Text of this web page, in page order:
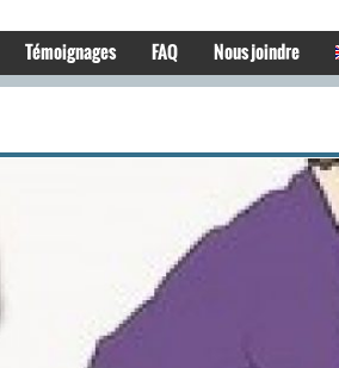
Témoignages FAQ Nous joindre